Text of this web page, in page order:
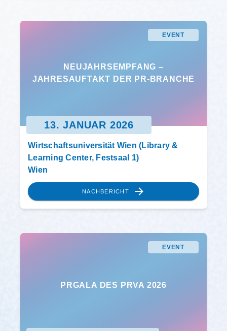
EVENT
NEUJAHRSEMPFANG –
JAHRESAUFTAKT DER PR-BRANCHE
13. JANUAR 2026
Wirtschaftsuniversität Wien (Library &
Learning Center, Festsaal 1)
Wien
NACHBERICHT
EVENT
PRGALA DES PRVA 2026